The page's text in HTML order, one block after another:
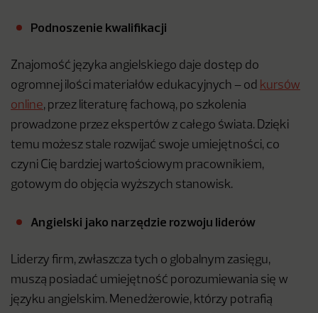
Podnoszenie kwalifikacji
Znajomość języka angielskiego daje dostęp do
ogromnej ilości materiałów edukacyjnych – od kursów
online, przez literaturę fachową, po szkolenia
prowadzone przez ekspertów z całego świata. Dzięki
temu możesz stale rozwijać swoje umiejętności, co
czyni Cię bardziej wartościowym pracownikiem,
gotowym do objęcia wyższych stanowisk.
Angielski jako narzędzie rozwoju liderów
Liderzy firm, zwłaszcza tych o globalnym zasięgu,
muszą posiadać umiejętność porozumiewania się w
języku angielskim. Menedżerowie, którzy potrafią